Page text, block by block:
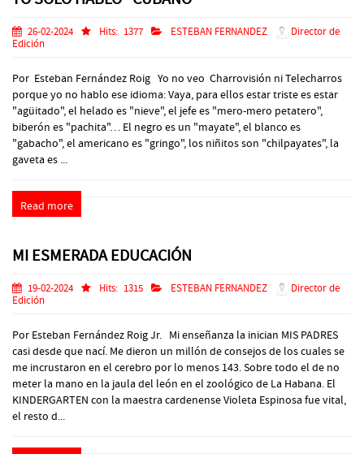
26-02-2024 Hits: 1377 ESTEBAN FERNANDEZ
Director de
Edición
Por Esteban Fernández Roig Yo no veo Charrovisión ni Telecharros
porque yo no hablo ese idioma: Vaya, para ellos estar triste es estar
"agüitado", el helado es "nieve", el jefe es "mero-mero petatero",
biberón es "pachita"… El negro es un "mayate", el blanco es
"gabacho", el americano es "gringo", los niñitos son "chilpayates", la
gaveta es ...
Read more
MI ESMERADA EDUCACIÓN
19-02-2024 Hits: 1315 ESTEBAN FERNANDEZ
Director de
Edición
Por Esteban Fernández Roig Jr. Mi enseñanza la inician MIS PADRES
casi desde que nací. Me dieron un millón de consejos de los cuales se
me incrustaron en el cerebro por lo menos 143. Sobre todo el de no
meter la mano en la jaula del león en el zoológico de La Habana. El
KINDERGARTEN con la maestra cardenense Violeta Espinosa fue vital,
el resto d...